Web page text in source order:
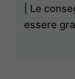
| Le
essere